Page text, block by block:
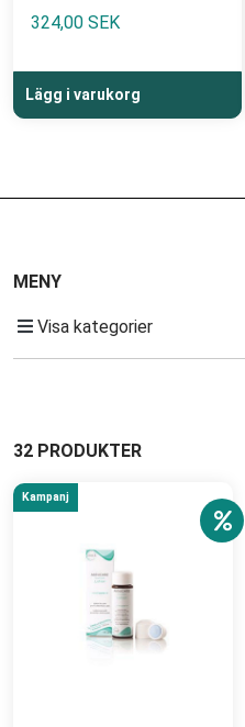
324,00 SEK
Lägg i varukorg
MENY
Visa kategorier
32 PRODUKTER
Kampanj